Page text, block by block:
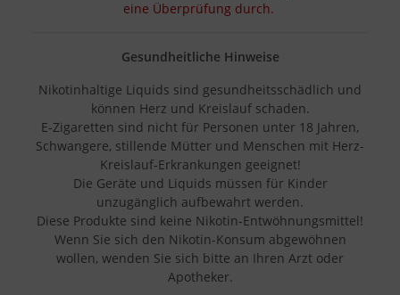
eine Überprüfung durch.
Gesundheitliche Hinweise
Nikotinhaltige Liquids sind gesundheitsschädlich und
können Herz und Kreislauf schaden.
E-Zigaretten sind nicht für Personen unter 18 Jahren,
Schwangere, stillende Mütter und Menschen mit Herz-
Kreislauf-Erkrankungen geeignet!
Die Geräte und Liquids müssen für Kinder
unzugänglich aufbewahrt werden.
Diese Produkte sind keine Nikotin-Entwöhnungsmittel!
Wenn Sie sich den Nikotin-Konsum abgewöhnen
wollen, wenden Sie sich bitte an Ihren Arzt oder
Apotheker.